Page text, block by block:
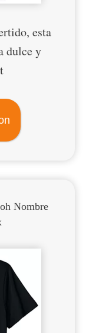
esta
dulce y
Nombre